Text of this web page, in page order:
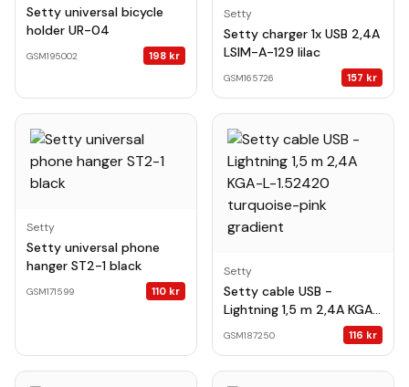
Setty universal bicycle
holder UR-04
GSM195002 198 kr
Setty
Setty charger 1x USB 2,4A
LSIM-A-129 lilac
GSM165726 157 kr
Setty
Setty universal phone
hanger ST2-1 black
GSM171599 110 kr
Setty
Setty cable USB -
Lightning 1,5 m 2,4A KGA-
L-1.52420 turquoise-pink
GSM187250 116 kr